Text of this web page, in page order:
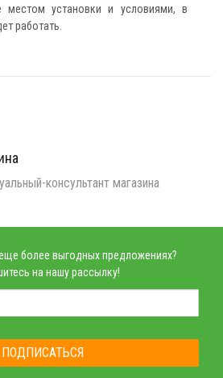
местом установки и условиями, в
работать.
консультант магазина
более выгодных предложениях?
на нашу рассылку!
ПОДПИСАТЬСЯ